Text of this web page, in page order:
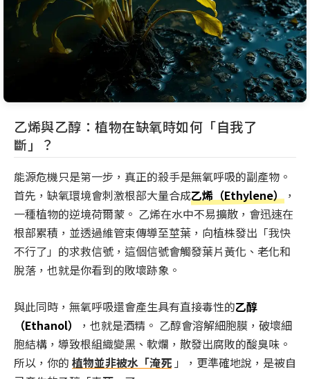
乙烯與乙醇：植物在缺氧時如何「自我了
斷」？
能源危機只是第一步，真正的殺手是無氧呼吸的副產物。
首先，缺氧環境會刺激根部大量合成乙烯（Ethylene） ，
一種植物的逆境荷爾蒙。 乙烯在水中不易擴散，會迅速在
根部累積，並透過維管束傳導至莖葉，向植株發出「我快
不行了」的求救信號，這個信號會觸發葉片黃化、老化和
脫落，也就是你看到的敗壞跡象。
與此同時，無氧呼吸還會產生具有直接毒性的乙醇
（Ethanol）
，也就是酒精。 乙醇會溶解細胞膜，破壞細
胞結構，導致根組織變黑、軟爛，散發出腐敗的酸臭味。
所以，你的 植物並非被水「淹死 」，更準確地說，是被自